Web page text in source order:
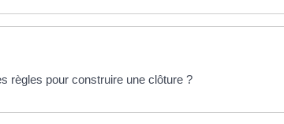
règles pour construire une clôture ?